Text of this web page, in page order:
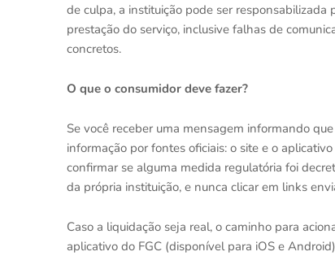
de culpa, a instituição pode ser
prestação do serviço, inclusive falhas de
concretos.
O que o consumidor deve fazer?
Se você receber uma mensagem informando
informação por fontes oficiais: o site e o
confirmar se alguma medida regulatória foi
da própria instituição, e nunca clicar em links
Caso a liquidação seja real, o caminho para
aplicativo do FGC (disponível para iOS e